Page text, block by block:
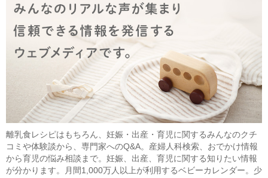
離乳食レシピはもちろん、妊娠・出産・育児に関するみんなのクチ
コミや体験談から、専門家へのQ&A。産婦人科検索、おでかけ情報
から育児の悩み相談まで。妊娠、出産、育児に関する知りたい情報
が分かります。月間1,000万人以上が利用するベビーカレンダー。少